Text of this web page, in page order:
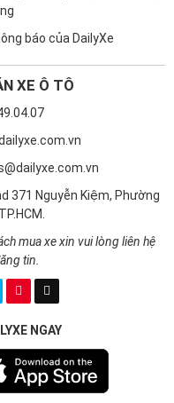
báo của DailyXe
XE Ô TÔ
371 Nguyễn Kiệm, Phường
mua xe xin vui lòng liên hệ
tin.
NGAY